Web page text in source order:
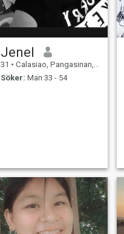
Jenel
31 • Calasiao, Pangasinan, Filippinerna
Söker: Man 33 - 54